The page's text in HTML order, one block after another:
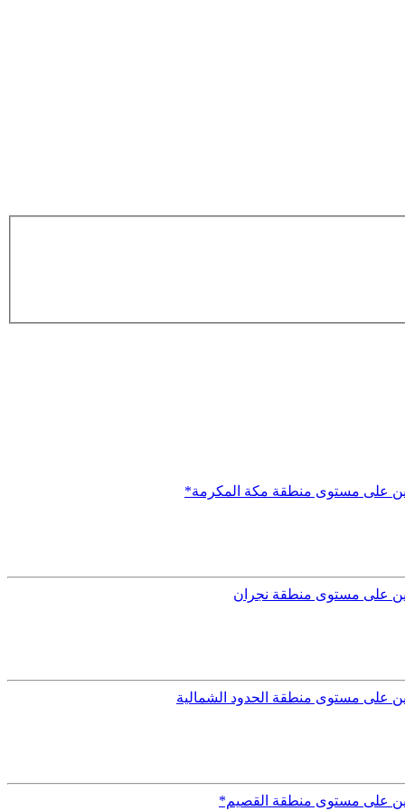
على مستوى منطقة مكة المكرمة*
على مستوى منطقة نجران
على مستوى منطقة الحدود الشمالية
على مستوى منطقة القصيم*